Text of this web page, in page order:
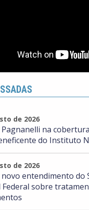
de 2026
na
do Instituto
de 2026
novo entendimento do
sobre